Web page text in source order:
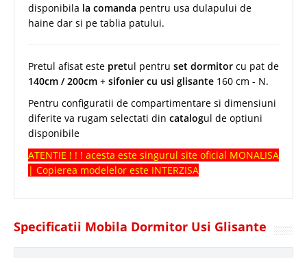
disponibila la comanda pentru usa dulapului de
haine dar si pe tablia patului.
Pretul afisat este pretul pentru set dormitor cu pat de
140cm / 200cm + sifonier cu usi glisante 160 cm - N.
Pentru configuratii de compartimentare si dimensiuni
diferite va rugam selectati din catalogul de optiuni
disponibile
ATENTIE ! ! ! acesta este singurul site oficial MONALISA
| Copierea modelelor este INTERZISA
Specificatii Mobila Dormitor Usi Glisante